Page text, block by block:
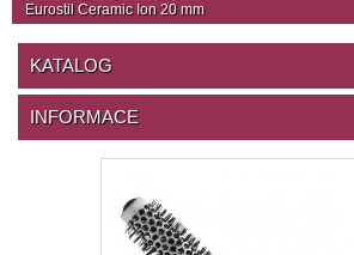
Eurostil Ceramic Ion 20 mm
KATALOG
INFORMACE